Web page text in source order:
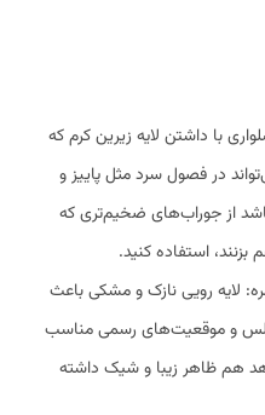
با داشتن لایه زیرین کرم که
در فصول سرد مثل پاییز و
از جوراب‌های ضخیم‌تری که
استفاده کنید.
لایه رویی نازک و مشکی باعث
و موقعیت‌های رسمی مناسب
هم ظاهر زیبا و شیک داشته